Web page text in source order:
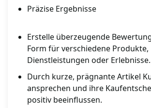
Präzise Ergebnisse
Erstelle überzeugende
Form für verschiedene Produkte,
Dienstleistungen oder Erlebnisse.
Durch kurze, prägnante Artikel
ansprechen und ihre
positiv beeinflussen.